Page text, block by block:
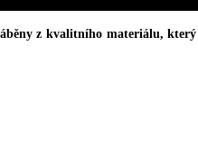
z kvalitního materiálu,